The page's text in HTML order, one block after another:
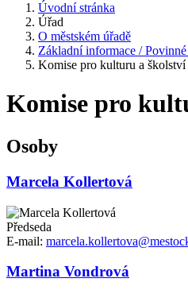
Úvodní stránka
Úřad
O městském úřadě
Základní informace /
Komise pro kulturu a školství
Komise pro
Osoby
Marcela Kollertová
Předseda
E-mail:
Martina Vondrová